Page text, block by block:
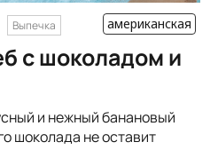
Выпечка американская
с шоколадом и
и нежный банановый
шоколада не оставит